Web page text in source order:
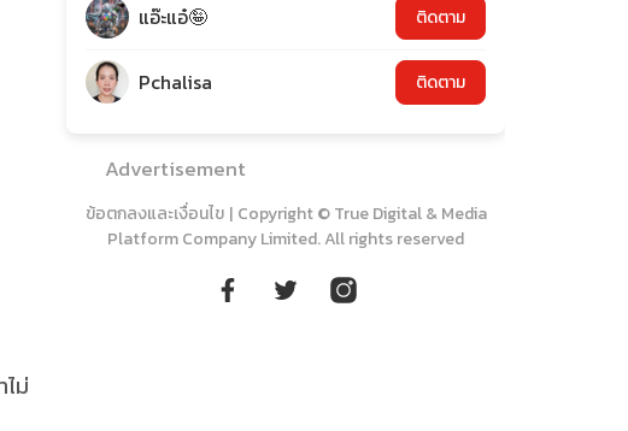
ม่
แอ๊ะแอ๋🤪 ติดตาม
Pchalisa ติดตาม
Advertisement
ข้อตกลงและเงื่อนไข | Copyright © True Digital & Media
Platform Company Limited. All rights reserved